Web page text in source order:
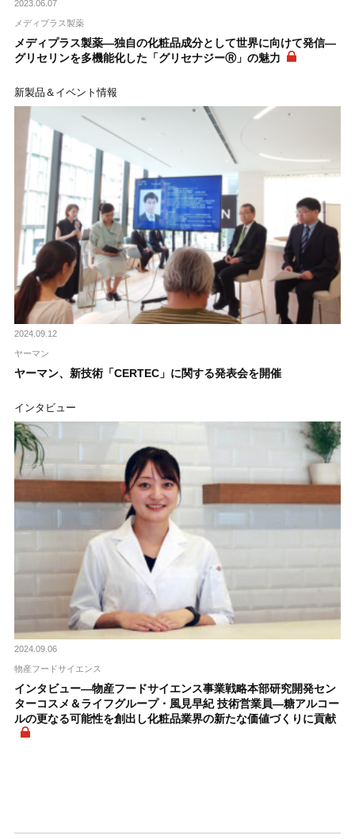
2023.06.07
メディプラス製薬
メディプラス製薬―独自の化粧品成分として世界に向けて発信―
グリセリンを多機能化した「グリセナジーⓇ」の魅力
新製品＆イベント情報
2024.09.12
ヤーマン
ヤーマン、新技術「CERTEC」に関する発表会を開催
インタビュー
2024.09.06
物産フードサイエンス
インタビュー―物産フードサイエンス事業戦略本部研究開発セン
ターコスメ＆ライフグループ・風見早紀 技術営業員―糖アルコー
ルの更なる可能性を創出し化粧品業界の新たな価値づくりに貢献